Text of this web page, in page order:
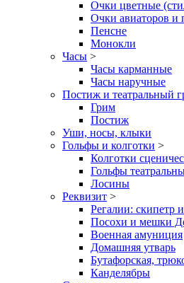
Очки цветные
Очки авиаторов и
Пенсне
Монокли
Часы >
Часы карманные
Часы наручные
Постиж и театральный
Грим
Постиж
Уши, носы, клыки
Гольфы и колготки >
Колготки
Гольфы
Лосины
Реквизит >
Регалии: скипетр
Посохи и мешки
Военная амуниция
Домашняя утварь
Бутафорская,
Канделябры